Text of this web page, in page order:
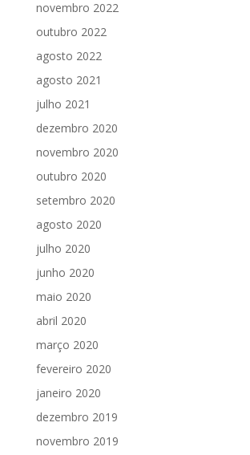
novembro 2022
outubro 2022
agosto 2022
agosto 2021
julho 2021
dezembro 2020
novembro 2020
outubro 2020
setembro 2020
agosto 2020
julho 2020
junho 2020
maio 2020
abril 2020
março 2020
fevereiro 2020
janeiro 2020
dezembro 2019
novembro 2019